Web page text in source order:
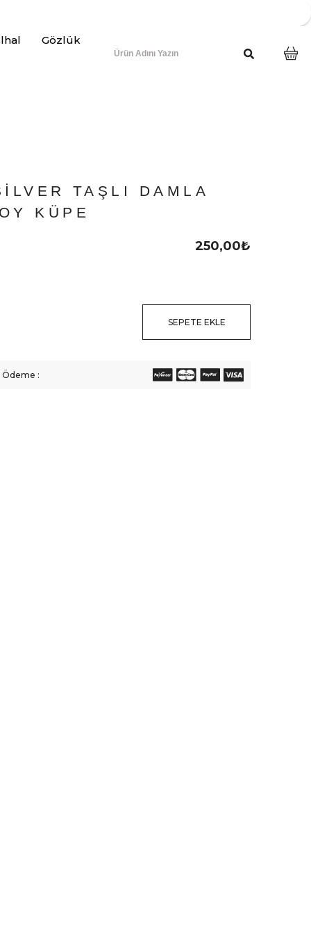
Gözlük
TAŞLI DAMLA
KÜPE
250,00₺
SEPETE EKLE
Ödeme :